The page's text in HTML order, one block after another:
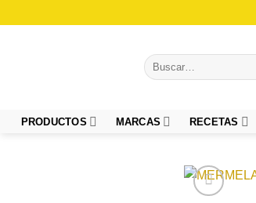
al
Buscar
por:
PRODUCTOS MARCAS RECETAS